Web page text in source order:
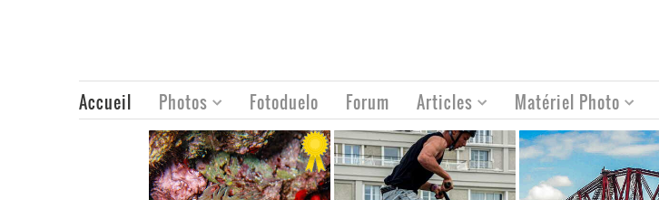
Accueil Photos Fotoduelo Forum Articles Matériel Photo